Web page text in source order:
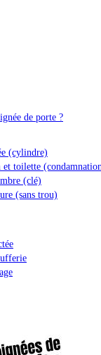
de porte ?
(cylindre)
et toilette
(clé)
(sans trou)